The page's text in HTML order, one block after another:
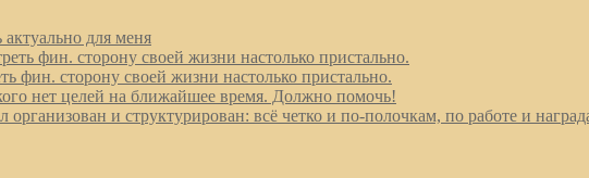
для меня
фин. сторону своей жизни настолько пристально.
нет целей на ближайшее время. Должно помочь!
и структурирован: всё четко и по-полочкам, по работе и